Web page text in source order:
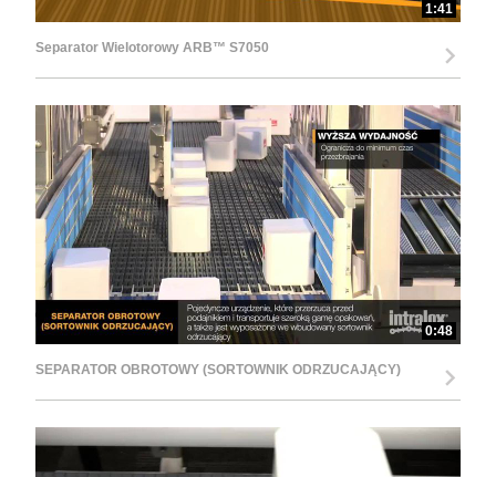
o
1:41
Separator Wielotorowy ARB™ S7050
0:48
SEPARATOR OBROTOWY (SORTOWNIK ODRZUCAJĄCY)